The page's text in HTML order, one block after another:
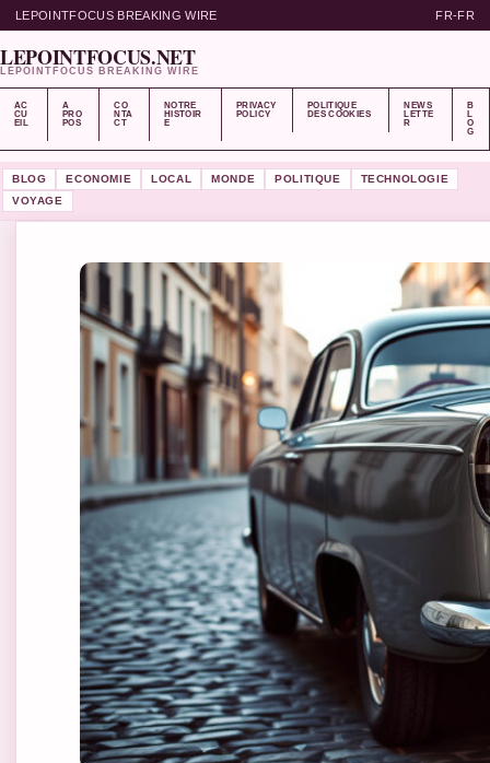
LEPOINTFOCUS BREAKING WIRE FR-FR
LEPOINTFOCUS.NET
LEPOINTFOCUS BREAKING WIRE
AC
CU
EIL
A
PRO
POS
CO
NTA
CT
NOTRE
HISTOIR
E
PRIVACY
POLICY
POLITIQUE
DES COOKIES
NEWS
LETTE
R
B
L
O
G
BLOG ECONOMIE LOCAL MONDE POLITIQUE
TECHNOLOGIE
VOYAGE